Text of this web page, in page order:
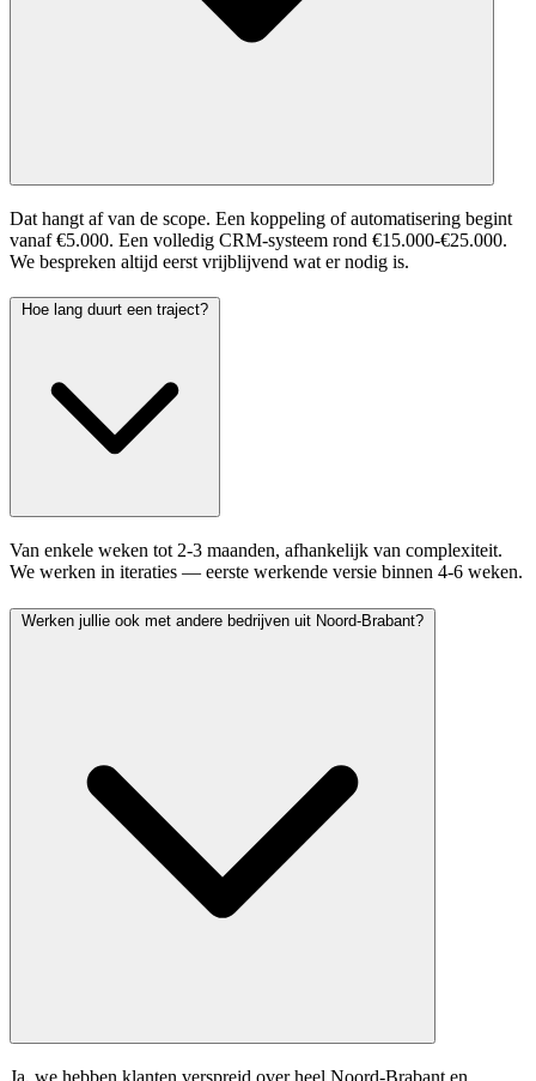
Dat hangt af van de scope. Een koppeling of automatisering begint
vanaf €5.000. Een volledig CRM-systeem rond €15.000-€25.000.
We bespreken altijd eerst vrijblijvend wat er nodig is.
Hoe lang duurt een traject?
Van enkele weken tot 2-3 maanden, afhankelijk van complexiteit.
We werken in iteraties — eerste werkende versie binnen 4-6 weken.
Werken jullie ook met andere bedrijven uit Noord-Brabant?
Ja, we hebben klanten verspreid over heel Noord-Brabant en